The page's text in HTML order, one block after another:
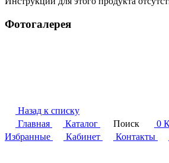
Фотогалерея
Назад к списку
Главная
Каталог Поиск 0
Избранные
Кабинет Контакты